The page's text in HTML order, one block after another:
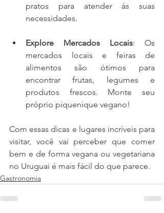
pratos para atender às suas
necessidades.
Explore Mercados Locais: Os
mercados locais e feiras de
alimentos são ótimos para
encontrar frutas, legumes e
produtos frescos. Monte seu
próprio piquenique vegano!
Com essas dicas e lugares incríveis para
visitar, você vai perceber que comer
bem e de forma vegana ou vegetariana
no Uruguai é mais fácil do que parece.
Gastronomia